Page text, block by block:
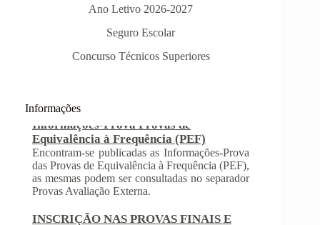
Ano Letivo 2026-2027
Seguro Escolar
Concurso Técnicos Superiores
Informações
INSCRIÇÃO NAS PROVAS FINAIS E
NAS PROVAS DE EQUIVALÊNCIA À
FREQUÊNCIA
Com a publicação da Norma 1 do JNE – Júri
Nacional de Exames, ficaram definidos os
provas de equivalência à frequência, para